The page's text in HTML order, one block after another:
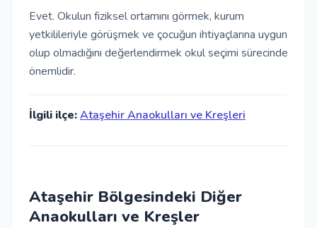
Evet. Okulun fiziksel ortamını görmek, kurum
yetkilileriyle görüşmek ve çocuğun ihtiyaçlarına uygun
olup olmadığını değerlendirmek okul seçimi sürecinde
önemlidir.
İlgili ilçe:Ataşehir Anaokulları ve Kreşleri
Ataşehir Bölgesindeki Diğer
Anaokulları ve Kreşler